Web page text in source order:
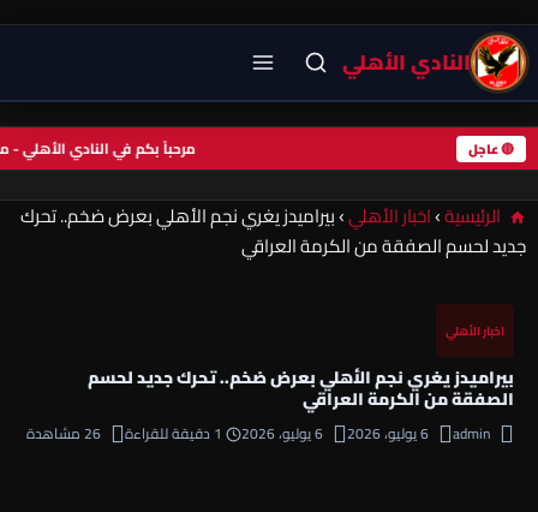
النادي الأهلي
🔴 عاجل مرحباً بكم في النادي
الرئيسية›اخبار الأهلي›بيراميدز يغري نجم الأهلي بعرض ضخم.. تحرك
جديد لحسم الصفقة من الكرمة العراقي
اخبار الأهلي
بيراميدز يغري نجم الأهلي بعرض ضخم.. تحرك جديد لحسم
الصفقة من الكرمة العراقي
admin 6 يوليو، 2026 6 يوليو، 2026 1 دقيقة للقراءة 26 مشاهدة